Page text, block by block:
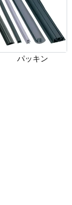
パッキン